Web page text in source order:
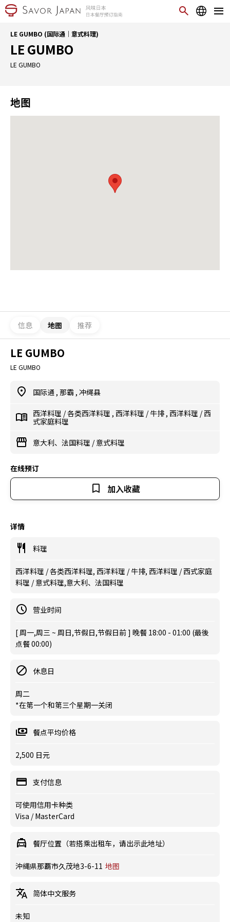
LE GUMBO (国际通｜意式料理)
LE GUMBO
LE GUMBO
地图
信息 地图 推荐
LE GUMBO
LE GUMBO
国际通 , 那霸 , 冲绳县
西洋料理 /各类西洋料理 , 西洋料理 /牛排 , 西洋料理 /西
式家庭料理
意大利、法国料理 /意式料理
在线预订
加入收藏
详情
料理
西洋料理 / 各类西洋料理, 西洋料理 / 牛排, 西洋料理 / 西式家庭
料理 / 意式料理,意大利、法国料理
营业时间
[ 周一,周三 ~ 周日,节假日,节假日前 ] 晚餐 18:00 - 01:00 (最後
点餐 00:00)
休息日
周二
*在第一个和第三个星期一关闭
餐点平均价格
2,500 日元
支付信息
可使用信用卡种类
Visa / MasterCard
餐厅位置（若搭乘出租车，请出示此地址）
沖縄県那覇市久茂地3-6-11 地图
简体中文服务
未知